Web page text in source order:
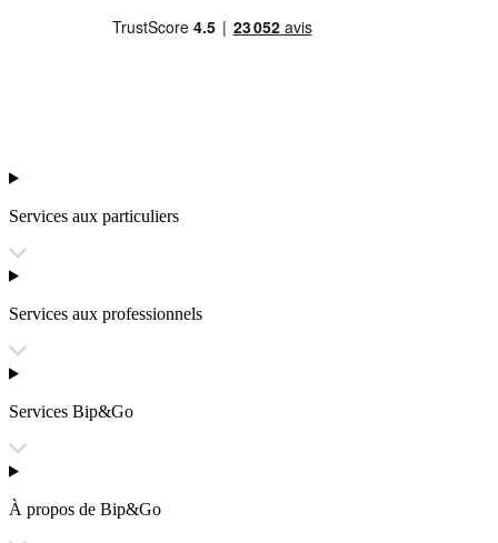
Services aux particuliers
Services aux professionnels
Services Bip&Go
À propos de Bip&Go